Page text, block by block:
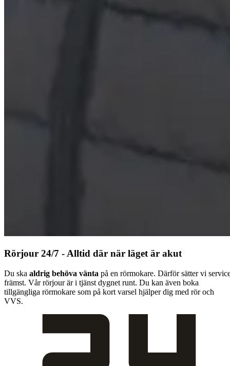
Rörjour 24/7 - Alltid där när läget är akut
Du ska aldrig behöva vänta på en rörmokare. Därför sätter vi
främst. Vår rörjour är i tjänst dygnet runt. Du kan även boka
tillgängliga rörmokare som på kort varsel hjälper dig med rör och
VVS.